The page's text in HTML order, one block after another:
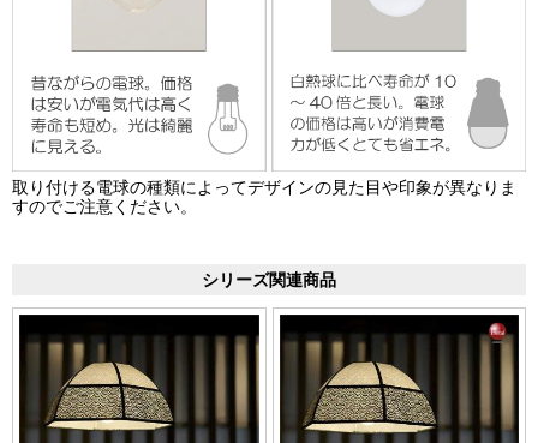
取り付ける電球の種類によってデザインの見た目や印象が異なりま
すのでご注意ください。
シリーズ関連商品